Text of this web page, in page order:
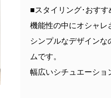
■スタイリング･おすす
機能性の中にオシャレ
シンプルなデザイン
ムです。
幅広いシチュエーショ